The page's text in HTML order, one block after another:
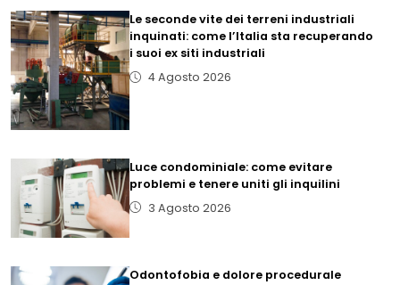
Le seconde vite dei terreni industriali
inquinati: come l’Italia sta recuperando
i suoi ex siti industriali
4 Agosto 2026
Luce condominiale: come evitare
problemi e tenere uniti gli inquilini
3 Agosto 2026
Odontofobia e dolore procedurale